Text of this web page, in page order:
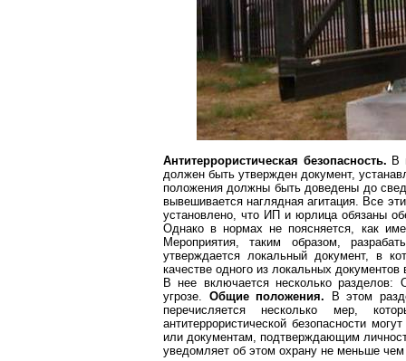
Антитеррористическая безопасность. В
должен быть утвержден документ,
положения должны быть доведены до
вывешивается наглядная агитация. Все
установлено, что ИП июрлицаобязаны
Однако в нормах не поясняется, как
Мероприятия, таким образом,
утверждается локальный документ, в
качестве одного из локальных
В нее включается несколько разделов:
угрозе. Общие положения. В этом
перечисляется несколько мер,
антитеррористической безопасности
или документам, подтверждающим
уведомляет об этом охрану не меньше чем